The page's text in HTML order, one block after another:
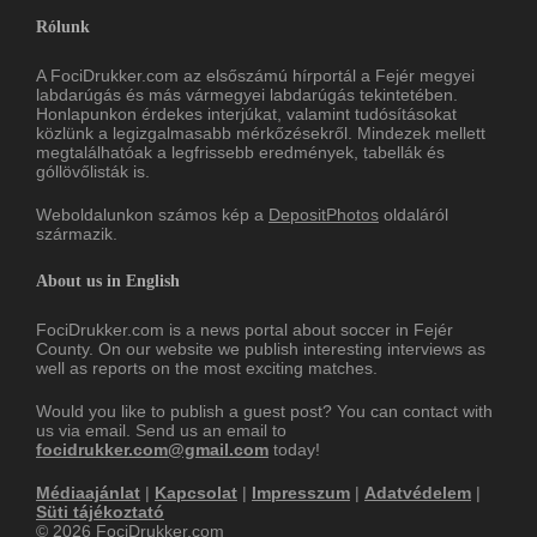
Rólunk
A FociDrukker.com az elsőszámú hírportál a Fejér megyei
labdarúgás és más vármegyei labdarúgás tekintetében.
Honlapunkon érdekes interjúkat, valamint tudósításokat
közlünk a legizgalmasabb mérkőzésekről. Mindezek mellett
megtalálhatóak a legfrissebb eredmények, tabellák és
góllövőlisták is.
Weboldalunkon számos kép a DepositPhotos oldaláról
származik.
About us in English
FociDrukker.com is a news portal about soccer in Fejér
County. On our website we publish interesting interviews as
well as reports on the most exciting matches.
Would you like to publish a guest post? You can contact with
us via email. Send us an email to
focidrukker.com@gmail.com today!
Médiaajánlat | Kapcsolat | Impresszum | Adatvédelem |
Süti tájékoztató
© 2026 FociDrukker.com